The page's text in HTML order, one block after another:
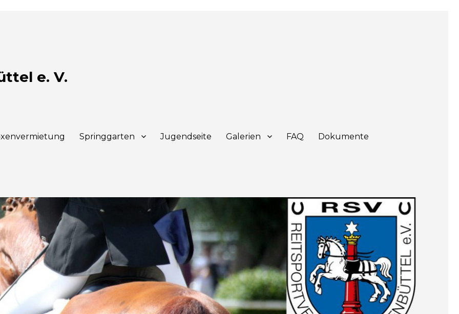
e. V.
Springgarten Jugendseite Galerien FAQ Dokumente